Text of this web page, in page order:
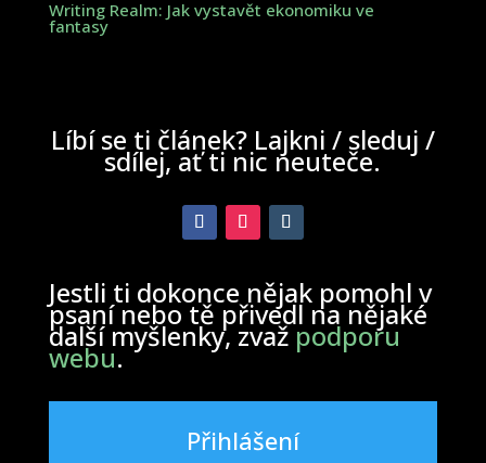
Writing Realm: Jak vystavět ekonomiku ve
fantasy
Líbí se ti článek? Lajkni / sleduj /
sdílej, ať ti nic neuteče.
Jestli ti dokonce nějak pomohl v
psaní nebo tě přivedl na nějaké
další myšlenky, zvažpodporu
webu.
Přihlášení